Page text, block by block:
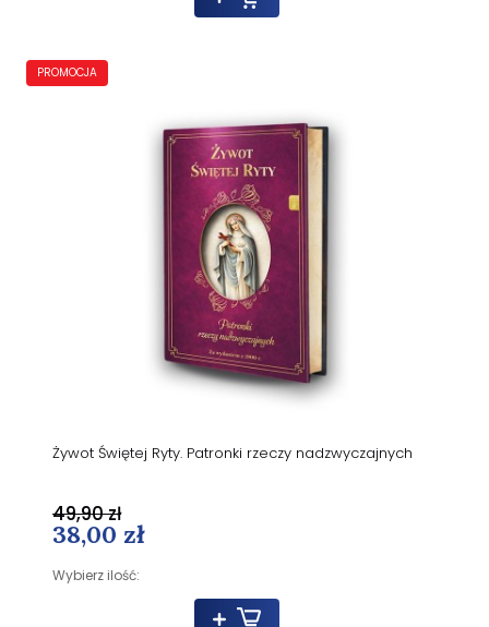
Żywot Świętej Ryty. Patronki rzeczy nadzwyczajnych
38,00 zł
Wybierz ilość:
49,90 zł
PROMOCJA